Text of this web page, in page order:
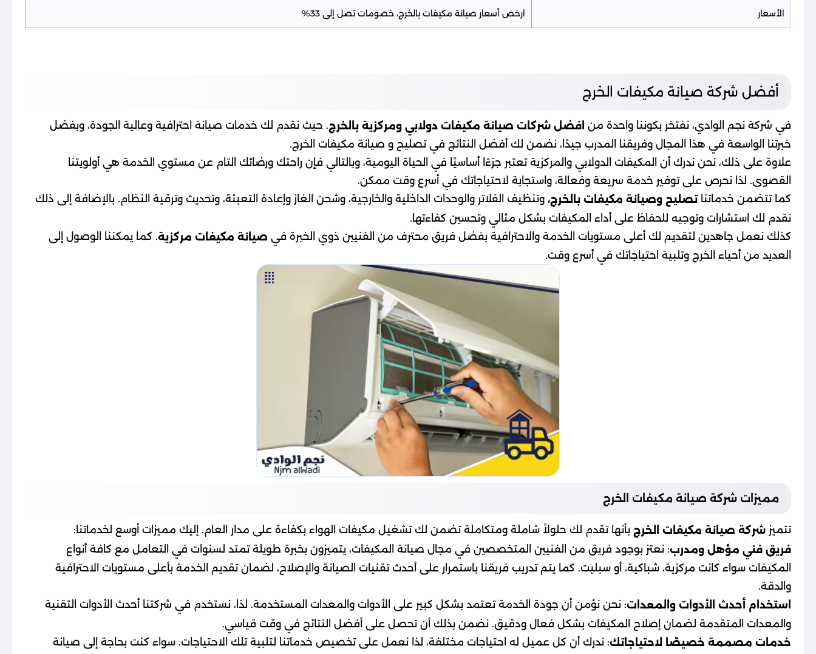
الأسعار ارخص أسعار صيانة مكيفات بالخرج، خصومات تصل إلى 33%
أفضل شركة صيانة مكيفات الخرج
في شركة نجم الوادي، نفتخر بكوننا واحدة من افضل شركات صيانة مكيفات دولابي ومركزية بالخرج. حيث نقدم لك خدمات صيانة احترافية وعالية الجودة، وبفضل
خبرتنا الواسعة في هذا المجال وفريقنا المدرب جيدًا، نضمن لك أفضل النتائج في تصليح و صيانة مكيفات الخرج.
علاوة على ذلك، نحن ندرك أن المكيفات الدولابي والمركزية تعتبر جزءًا أساسيًا في الحياة اليومية، وبالتالي فإن راحتك ورضائك التام عن مستوي الخدمة هي أولويتنا
القصوى. لذا نحرص على توفير خدمة سريعة وفعالة، واستجابة لاحتياجاتك في أسرع وقت ممكن.
كما تتضمن خدماتناتصليح وصيانة مكيفات بالخرج، وتنظيف الفلاتر والوحدات الداخلية والخارجية، وشحن الغاز وإعادة التعبئة، وتحديث وترقية النظام. بالإضافة إلى ذلك
نقدم لك استشارات وتوجيه للحفاظ على أداء المكيفات بشكل مثالي وتحسين كفاءتها.
كذلك نعمل جاهدين لتقديم لك أعلى مستويات الخدمة والاحترافية بفضل فريق محترف من الفنيين ذوي الخبرة في صيانة مكيفات مركزية. كما يمكننا الوصول إلى
العديد من أحياء الخرج وتلبية احتياجاتك في أسرع وقت.
مميزات شركة صيانة مكيفات الخرج
تتميز شركة صيانة مكيفات الخرج بأنها تقدم لك حلولاً شاملة ومتكاملة تضمن لك تشغيل مكيفات الهواء بكفاءة على مدار العام. إليك مميزات أوسع لخدماتنا:
فريق فني مؤهل ومدرب: نعتز بوجود فريق من الفنيين المتخصصين في مجال صيانة المكيفات، يتميزون بخبرة طويلة تمتد لسنوات في التعامل مع كافة أنواع
المكيفات سواء كانت مركزية، شباكية، أو سبليت. كما يتم تدريب فريقنا باستمرار على أحدث تقنيات الصيانة والإصلاح، لضمان تقديم الخدمة بأعلى مستويات الاحترافية
والدقة.
استخدام أحدث الأدوات والمعدات: نحن نؤمن أن جودة الخدمة تعتمد بشكل كبير على الأدوات والمعدات المستخدمة. لذا، نستخدم في شركتنا أحدث الأدوات التقنية
والمعدات المتقدمة لضمان إصلاح المكيفات بشكل فعال ودقيق. نضمن بذلك أن تحصل على أفضل النتائج في وقت قياسي.
خدمات مصممة خصيصًا لاحتياجاتك: ندرك أن كل عميل له احتياجات مختلفة، لذا نعمل على تخصيص خدماتنا لتلبية تلك الاحتياجات. سواء كنت بحاجة إلى صيانة